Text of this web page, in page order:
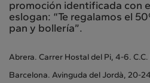
promoción identificada con
eslogan: “Te regalamos el
pan y bollería”.
Abrera. Carrer Hostal del Pi, 4-6.
Barcelona. Avinguda del Jordà, 20-